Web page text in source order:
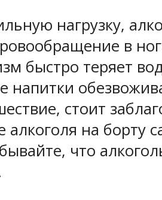
нагрузку,
в
быстро теряет
стоит
на борту
что